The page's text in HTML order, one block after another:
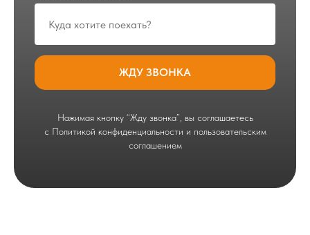
ЖДУ ЗВОНКА
Нажимая кнопку “Жду звонка”, вы соглашаетесь
с Политикой конфиденциальности и пользовательским
соглашением